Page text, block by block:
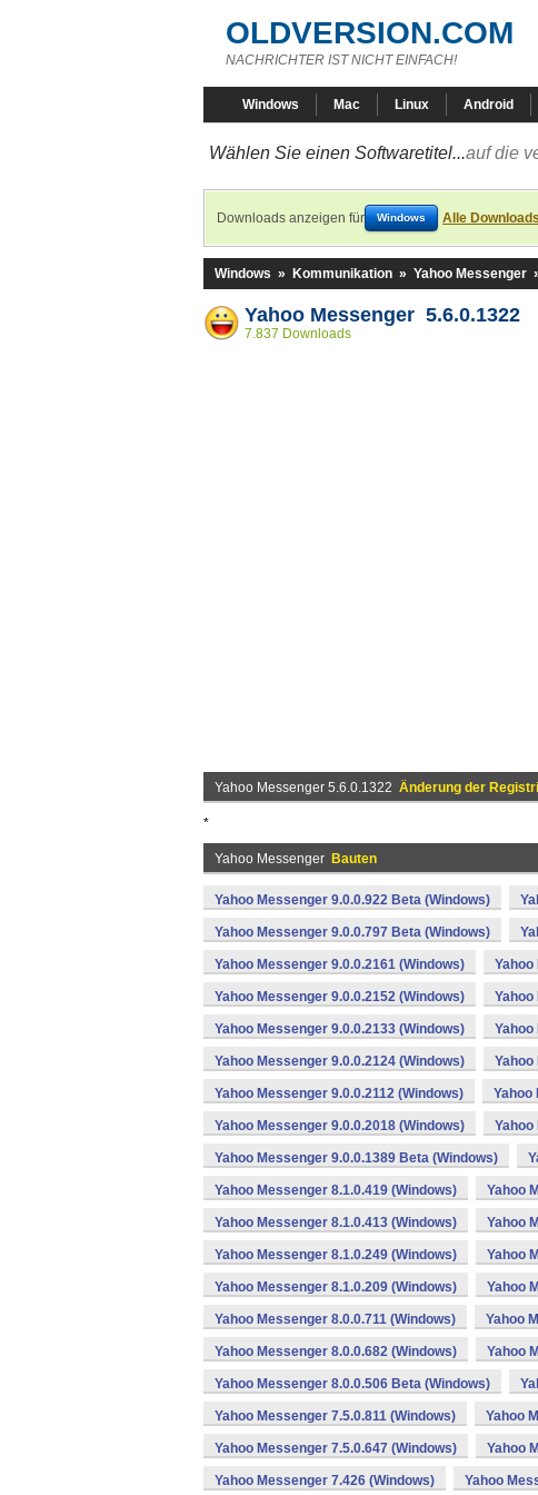
OLDVERSION.COM
NACHRICHTER IST NICHT EINFACH!
Windows Mac Linux Android
Wählen Sie einen Softwaretitel...auf die
Downloads anzeigen für Windows Alle
Windows » Kommunikation » Yahoo Messenger
Yahoo Messenger 5.6.0.1322
7.837 Downloads
Yahoo Messenger 5.6.0.1322 Änderung der
*
Yahoo Messenger Bauten
Yahoo Messenger 9.0.0.922 Beta (Windows)
Yahoo Messenger 9.0.0.797 Beta (Windows)
Yahoo Messenger 9.0.0.2161 (Windows) Yahoo
Yahoo Messenger 9.0.0.2152 (Windows) Yahoo
Yahoo Messenger 9.0.0.2133 (Windows) Yahoo
Yahoo Messenger 9.0.0.2124 (Windows) Yahoo
Yahoo Messenger 9.0.0.2112 (Windows) Yahoo
Yahoo Messenger 9.0.0.2018 (Windows) Yahoo
Yahoo Messenger 9.0.0.1389 Beta (Windows)
Yahoo Messenger 8.1.0.419 (Windows) Yahoo
Yahoo Messenger 8.1.0.413 (Windows) Yahoo
Yahoo Messenger 8.1.0.249 (Windows) Yahoo
Yahoo Messenger 8.1.0.209 (Windows) Yahoo
Yahoo Messenger 8.0.0.711 (Windows) Yahoo
Yahoo Messenger 8.0.0.682 (Windows) Yahoo
Yahoo Messenger 8.0.0.506 Beta (Windows)
Yahoo Messenger 7.5.0.811 (Windows) Yahoo
Yahoo Messenger 7.5.0.647 (Windows) Yahoo
Yahoo Messenger 7.426 (Windows) Yahoo